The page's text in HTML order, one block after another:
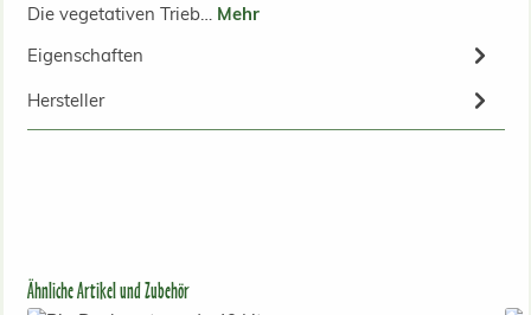
Die vegetativen Trieb… Mehr
Eigenschaften
Hersteller
Produktgalerie überspringen
Ähnliche Artikel und Zubehör